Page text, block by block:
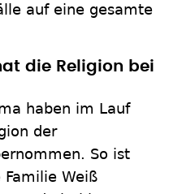
auf eine gesamte
die Religion bei
haben im Lauf
der
So ist
Weiß